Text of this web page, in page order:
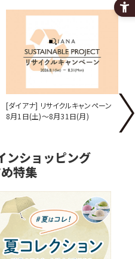
[ダイアナ] リサイクルキャンペーン
8月1日(土)～8月31日(月)
[
ンショッピング
特集